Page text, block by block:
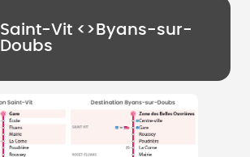
Saint-Vit <>Byans-sur-
Doubs